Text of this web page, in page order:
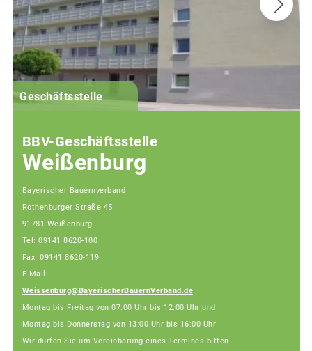
Geschäftsstelle
BBV-Geschäftsstelle
Weißenburg
Bayerischer Bauernverband
Rothenburger Straße 45
91781 Weißenburg
Tel: 09141 8620-100
Fax: 09141 8620-119
E-Mail:
Weissenburg@BayerischerBauernVerband.de
Montag bis Freitag von 07:00 Uhr bis 12:00 Uhr und
Montag bis Donnerstag von 13:00 Uhr bis 16:00 Uhr
Wir dürfen Sie um Vereinbarung eines Termines bitten.